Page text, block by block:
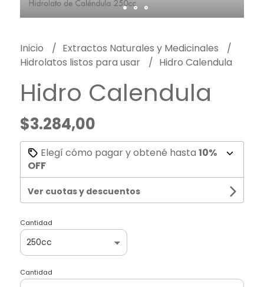
Inicio
Extractos Naturales y Medicinales
Hidrolatos listos para usar
Hidro Calendula
Hidro Calendula
$3.284,00
Elegí cómo pagar y obtené hasta 10%
OFF
Ver cuotas y descuentos
Cantidad
Cantidad